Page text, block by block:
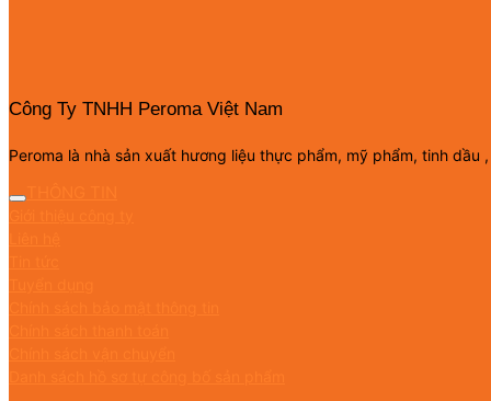
Công Ty TNHH Peroma Việt Nam
Peroma là nhà sản xuất hương liệu thực phẩm, mỹ phẩm, tinh dầu